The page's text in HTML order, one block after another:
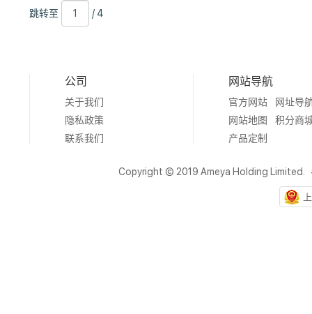
跳
转
跳转至
4
/ 4
公司
关于我们
隐私政策
联系我们
网站导航
官方网站
网址导
网站地图
积分商
产品定制
Copyright © 2019 Ameya Holding Limited.